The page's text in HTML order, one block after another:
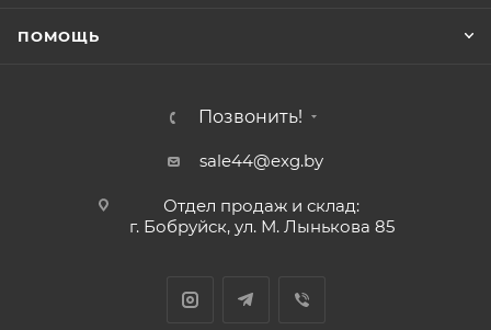
ПОМОЩЬ
Позвонить!
sale44@exg.by
Отдел продаж и склад:
г. Бобруйск, ул. М. Лынькова 85